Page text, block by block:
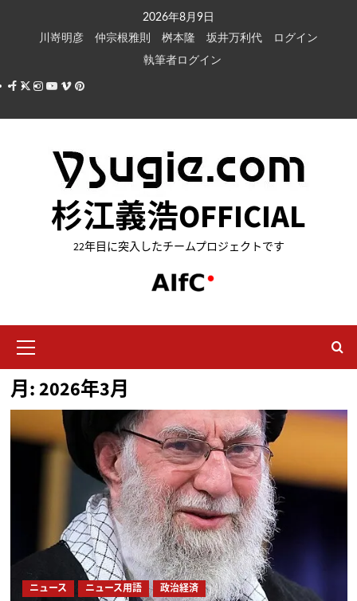
キ
2026年8月9日
川嵜明彦
仲宗根雅則 桝本隆 坂井万利代
ログイン
執筆者ログイン
Facebook
X Instagram
Youtube
VimeoPinterest
杉江義浩OFFICIAL
22年目に突入したチームプロジェクトです
イ
ン
メ
ー
月:2026年3月
ニュース ニュース用語 政治経済